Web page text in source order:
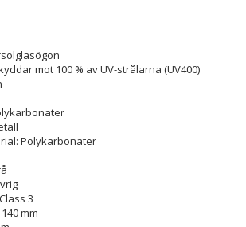
mot 100 % av UV-strålarna (UV400)
Polykarbonater
3
mm